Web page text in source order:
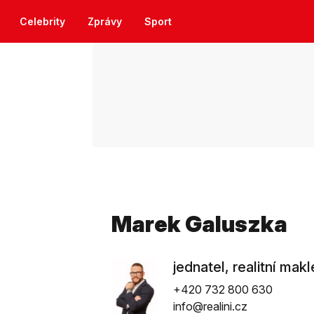
Celebrity Zprávy Sport
Marek Galuszka
jednatel, realitní
+420 732 800 630
info@realini.cz